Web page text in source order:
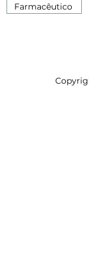
Farmacêutico